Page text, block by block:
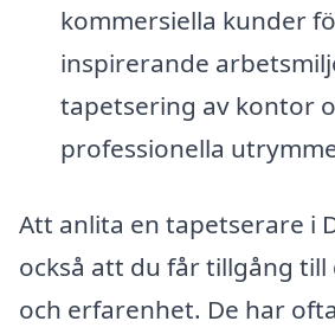
kommersiella kunder
inspirerande
tapetsering av kontor
professionella
Att anlita en tapetserare i
också att du får tillgång till
och erfarenhet. De har